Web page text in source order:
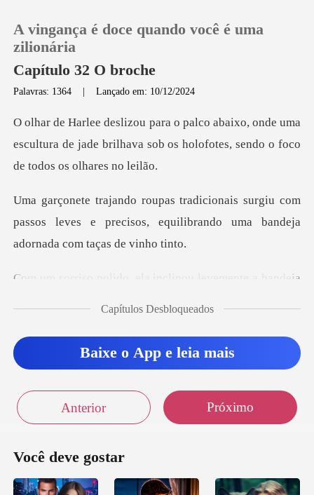
Loja
Sair
A vingança é doce quando você é uma
zilionária
Capítulo 32 O broche
Palavras: 1364 |Lançado em: 10/12/2024
onde uma
escultura de jade brilhava sob os holof
giu com
passos leves e precisos, equilibrando
do, ela inclinou le
Capítulos Desbloqueados
Baixe o App e leia mais
Anterior Próximo
Você deve gostar